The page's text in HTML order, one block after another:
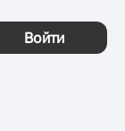
Войти